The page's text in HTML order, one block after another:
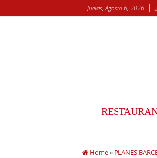
Jueves, Agosto 6, 2026
Home» PLANES